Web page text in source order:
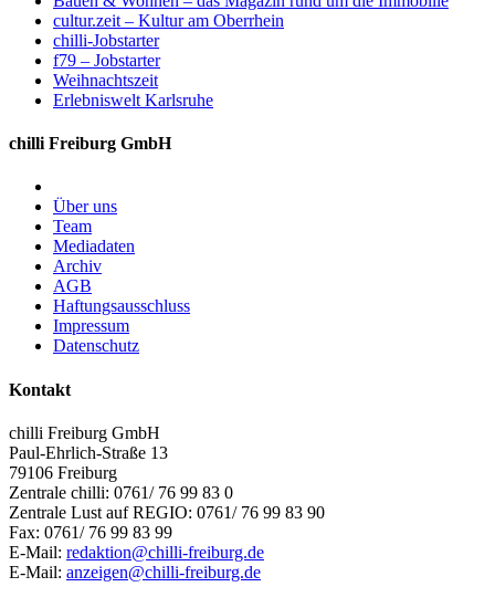
cultur.zeit – Kultur am Oberrhein
chilli-Jobstarter
f79 – Jobstarter
Weihnachtszeit
Erlebniswelt Karlsruhe
chilli Freiburg GmbH
Über uns
Team
Mediadaten
Archiv
AGB
Haftungsausschluss
Impressum
Datenschutz
Kontakt
chilli Freiburg GmbH
Paul-Ehrlich-Straße 13
79106 Freiburg
Zentrale chilli: 0761/ 76 99 83 0
Zentrale Lust auf REGIO: 0761/ 76 99 83 90
Fax: 0761/ 76 99 83 99
E-Mail: redaktion@chilli-freiburg.de
E-Mail: anzeigen@chilli-freiburg.de